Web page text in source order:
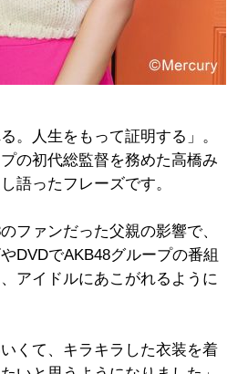
。人生をもって証明する」。
の初代総監督を務めた高橋み
語ったフレーズです。
ファンだった父親の影響で、
DVDでAKB48グループの番組
アイドルにあこがれるように
いくて、キラキラした衣装を着